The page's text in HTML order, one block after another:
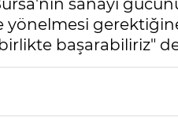
başarabiliriz"